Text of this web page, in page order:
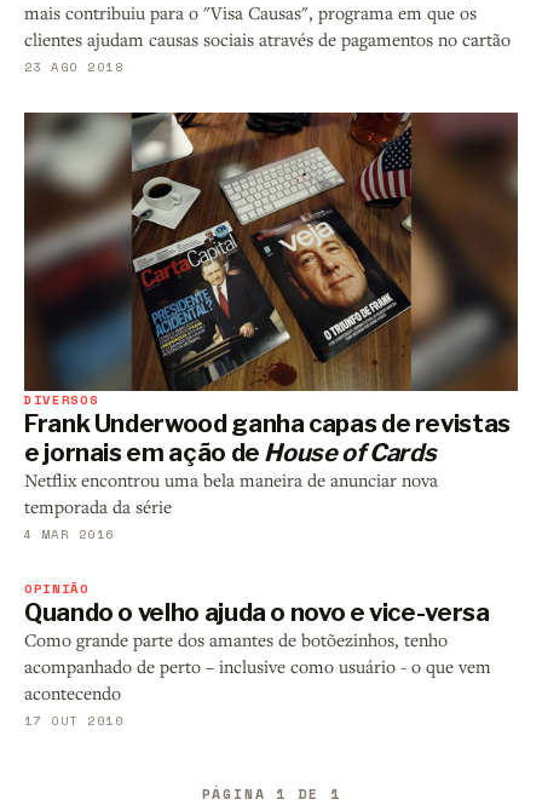
mais contribuiu para o "Visa Causas", programa em que os
clientes ajudam causas sociais através de pagamentos no cartão
23 AGO 2018
DIVERSOS
Frank Underwood ganha capas de revistas
e jornais em ação de House of Cards
Netflix encontrou uma bela maneira de anunciar nova
temporada da série
4 MAR 2016
OPINIÃO
Quando o velho ajuda o novo e vice-versa
Como grande parte dos amantes de botõezinhos, tenho
acompanhado de perto – inclusive como usuário - o que vem
acontecendo
17 OUT 2010
PÁGINA 1 DE 1